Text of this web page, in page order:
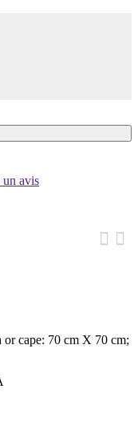
un avis
cape: 70 cm X 70 cm;